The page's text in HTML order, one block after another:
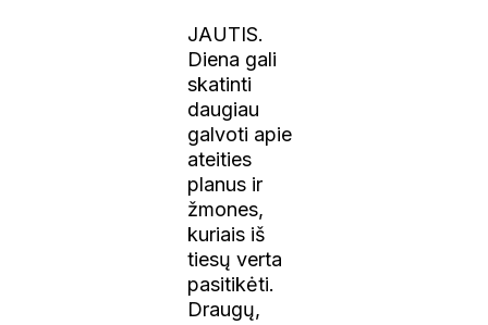
JAUTIS.
Diena gali
skatinti
daugiau
galvoti apie
ateities
planus ir
žmones,
kuriais iš
tiesų verta
pasitikėti.
Draugų,